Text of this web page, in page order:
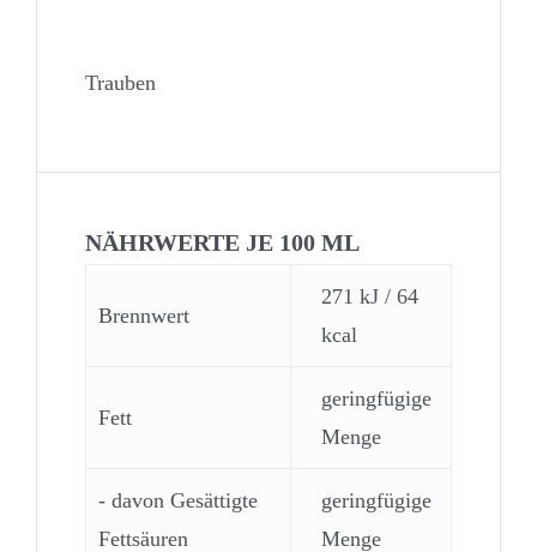
Trauben
NÄHRWERTE JE 100 ML
Brennwert
271 kJ / 64
kcal
Fett
geringfügige
Menge
- davon Gesättigte
Fettsäuren
geringfügige
Menge